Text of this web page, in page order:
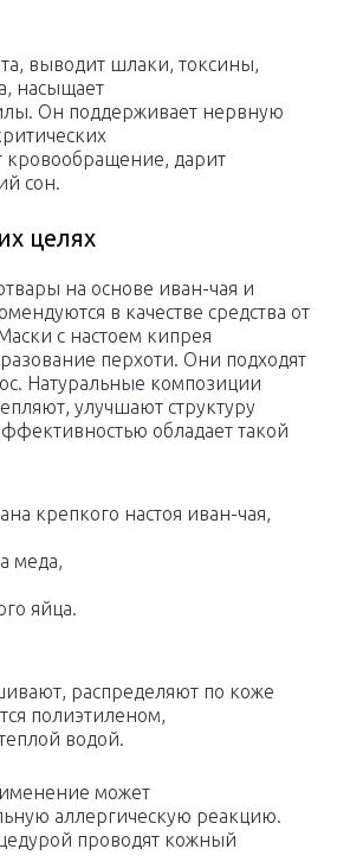
выводит шлаки, токсины,
насыщает
Он поддерживает нервную
кровообращение, дарит
сон.
целях
на основе иван-чая и
в качестве средства от
с настоем кипрея
перхоти. Они подходят
Натуральные композиции
улучшают структуру
обладает такой
крепкого настоя иван-чая,
меда,
яйца.
распределяют по коже
полиэтиленом,
водой.
может
аллергическую реакцию.
проводят кожный